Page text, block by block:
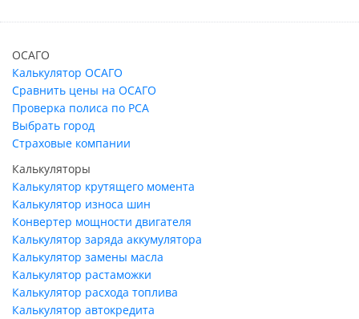
ОСАГО
Калькулятор ОСАГО
Сравнить цены на ОСАГО
Проверка полиса по РСА
Выбрать город
Страховые компании
Калькуляторы
Калькулятор крутящего момента
Калькулятор износа шин
Конвертер мощности двигателя
Калькулятор заряда аккумулятора
Калькулятор замены масла
Калькулятор растаможки
Калькулятор расхода топлива
Калькулятор автокредита